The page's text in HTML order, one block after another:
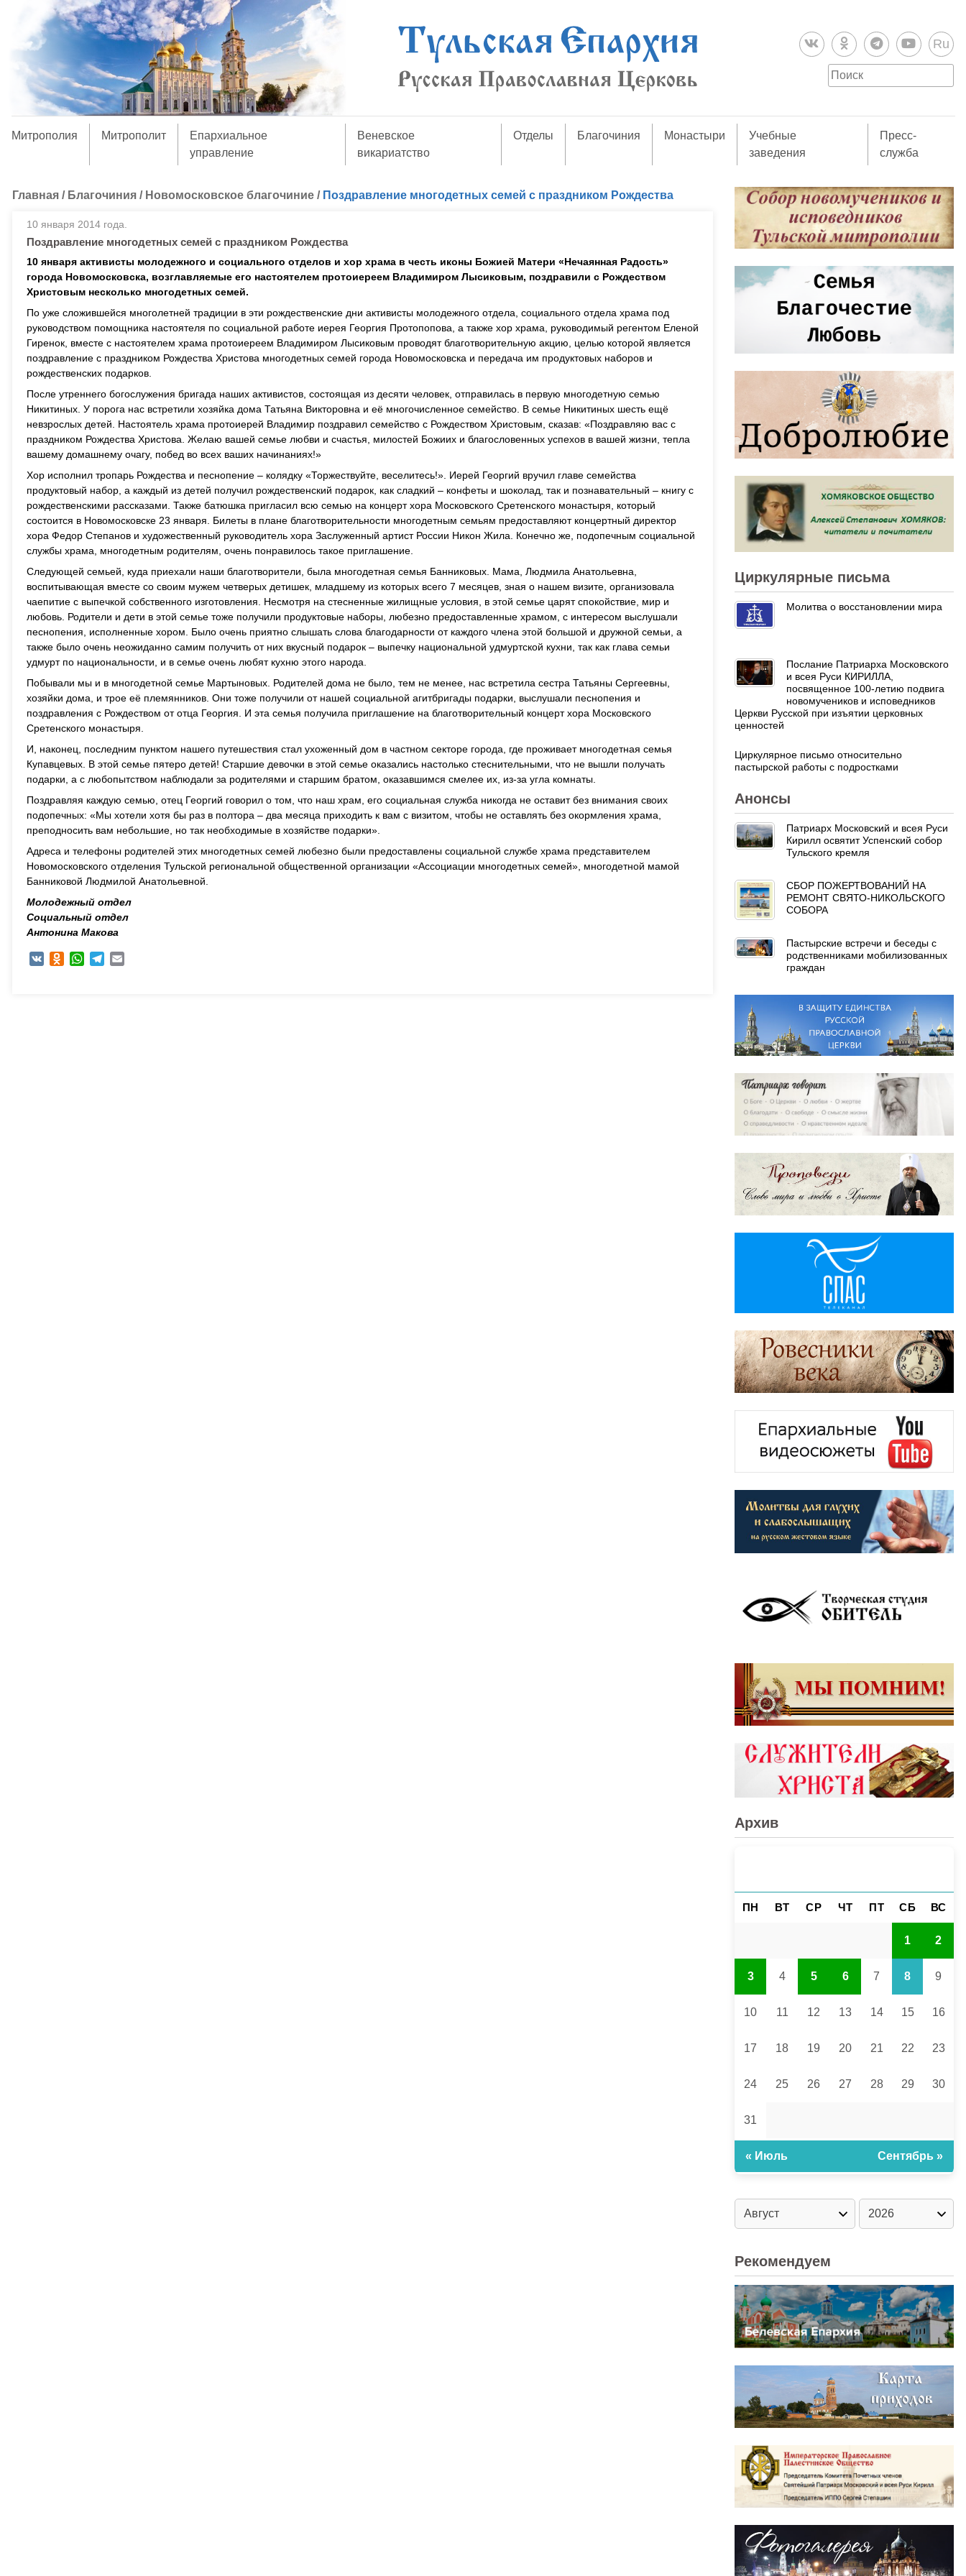
Ru
Митрополия Митрополит
Епархиальное
управление
Веневское
викариатство
Отделы Благочиния Монастыри
Учебные
заведения
Пресс-
служба
Главная / Благочиния / Новомосковское благочиние / Поздравление многодетных семей с праздником Рождества
10 января 2014 года.
Поздравление многодетных семей с праздником Рождества
10 января активисты молодежного и социального отделов и хор храма в честь иконы Божией Матери «Нечаянная Радость»
города Новомосковска, возглавляемые его настоятелем протоиереем Владимиром Лысиковым, поздравили с Рождеством
Христовым несколько многодетных семей.
По уже сложившейся многолетней традиции в эти рождественские дни активисты молодежного отдела, социального отдела храма под
руководством помощника настоятеля по социальной работе иерея Георгия Протопопова, а также хор храма, руководимый регентом Еленой
Гиренок, вместе с настоятелем храма протоиереем Владимиром Лысиковым проводят благотворительную акцию, целью которой является
поздравление с праздником Рождества Христова многодетных семей города Новомосковска и передача им продуктовых наборов и
рождественских подарков.
После утреннего богослужения бригада наших активистов, состоящая из десяти человек, отправилась в первую многодетную семью
Никитиных. У порога нас встретили хозяйка дома Татьяна Викторовна и её многочисленное семейство. В семье Никитиных шесть ещё
невзрослых детей. Настоятель храма протоиерей Владимир поздравил семейство с Рождеством Христовым, сказав: «Поздравляю вас с
праздником Рождества Христова. Желаю вашей семье любви и счастья, милостей Божиих и благословенных успехов в вашей жизни, тепла
вашему домашнему очагу, побед во всех ваших начинаниях!»
Хор исполнил тропарь Рождества и песнопение – колядку «Торжествуйте, веселитесь!». Иерей Георгий вручил главе семейства
продуктовый набор, а каждый из детей получил рождественский подарок, как сладкий – конфеты и шоколад, так и познавательный – книгу с
рождественскими рассказами. Также батюшка пригласил всю семью на концерт хора Московского Сретенского монастыря, который
состоится в Новомосковске 23 января. Билеты в плане благотворительности многодетным семьям предоставляют концертный директор
хора Федор Степанов и художественный руководитель хора Заслуженный артист России Никон Жила. Конечно же, подопечным социальной
службы храма, многодетным родителям, очень понравилось такое приглашение.
Следующей семьей, куда приехали наши благотворители, была многодетная семья Банниковых. Мама, Людмила Анатольевна,
воспитывающая вместе со своим мужем четверых детишек, младшему из которых всего 7 месяцев, зная о нашем визите, организовала
чаепитие с выпечкой собственного изготовления. Несмотря на стесненные жилищные условия, в этой семье царят спокойствие, мир и
любовь. Родители и дети в этой семье тоже получили продуктовые наборы, любезно предоставленные храмом, с интересом выслушали
песнопения, исполненные хором. Было очень приятно слышать слова благодарности от каждого члена этой большой и дружной семьи, а
также было очень неожиданно самим получить от них вкусный подарок – выпечку национальной удмуртской кухни, так как глава семьи
удмурт по национальности, и в семье очень любят кухню этого народа.
Побывали мы и в многодетной семье Мартыновых. Родителей дома не было, тем не менее, нас встретила сестра Татьяны Сергеевны,
хозяйки дома, и трое её племянников. Они тоже получили от нашей социальной агитбригады подарки, выслушали песнопения и
поздравления с Рождеством от отца Георгия. И эта семья получила приглашение на благотворительный концерт хора Московского
Сретенского монастыря.
И, наконец, последним пунктом нашего путешествия стал ухоженный дом в частном секторе города, где проживает многодетная семья
Купавцевых. В этой семье пятеро детей! Старшие девочки в этой семье оказались настолько стеснительными, что не вышли получать
подарки, а с любопытством наблюдали за родителями и старшим братом, оказавшимся смелее их, из-за угла комнаты.
Поздравляя каждую семью, отец Георгий говорил о том, что наш храм, его социальная служба никогда не оставит без внимания своих
подопечных: «Мы хотели хотя бы раз в полтора – два месяца приходить к вам с визитом, чтобы не оставлять без окормления храма,
преподносить вам небольшие, но так необходимые в хозяйстве подарки».
Адреса и телефоны родителей этих многодетных семей любезно были предоставлены социальной службе храма представителем
Новомосковского отделения Тульской региональной общественной организации «Ассоциации многодетных семей», многодетной мамой
Банниковой Людмилой Анатольевной.
Молодежный отдел
Социальный отдел
Антонина Макова
VK Odnoklassniki
WhatsAppTelegram
Циркулярные письма
Молитва о восстановлении мира
Послание Патриарха Московского
и всея Руси КИРИЛЛА,
посвященное 100-летию подвига
новомучеников и исповедников
Церкви Русской при изъятии церковных
ценностей
Циркулярное письмо относительно
пастырской работы с подростками
Анонсы
Патриарх Московский и всея Руси
Кирилл освятит Успенский собор
Тульского кремля
СБОР ПОЖЕРТВОВАНИЙ НА
РЕМОНТ СВЯТО-НИКОЛЬСКОГО
СОБОРА
Пастырские встречи и беседы с
родственниками мобилизованных
граждан
Архив
ПН ВТ СР ЧТ ПТ СБ ВС
1 2
3 4 5 6 7 8 9
10 11 12 13 14 15 16
17 18 19 20 21 22 23
24 25 26 27 28 29 30
31
« Июль Сентябрь »
Рекомендуем